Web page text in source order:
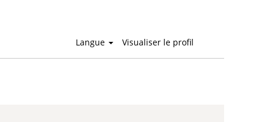
Langue Visualiser le profil